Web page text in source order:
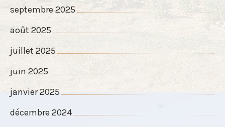
septembre 2025
août 2025
juillet 2025
juin 2025
janvier 2025
décembre 2024